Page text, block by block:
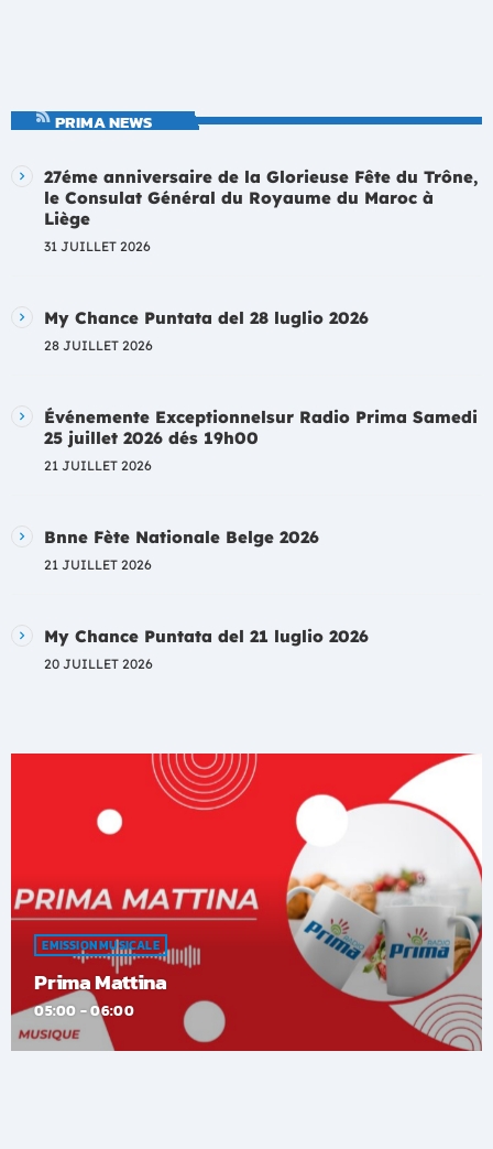
PRIMA NEWS
27éme anniversaire de la Glorieuse Fête du Trône,
le Consulat Général du Royaume du Maroc à
Liège
31 JUILLET 2026
My Chance Puntata del 28 luglio 2026
28 JUILLET 2026
Événemente Exceptionnelsur Radio Prima Samedi
25 juillet 2026 dés 19h00
21 JUILLET 2026
Bnne Fète Nationale Belge 2026
21 JUILLET 2026
My Chance Puntata del 21 luglio 2026
20 JUILLET 2026
EMISSION MUSICALE
Prima Mattina
05:00 - 06:00